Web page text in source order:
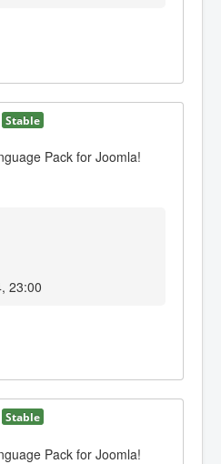
Stable
Pack for Joomla!
23:00
Stable
Pack for Joomla!